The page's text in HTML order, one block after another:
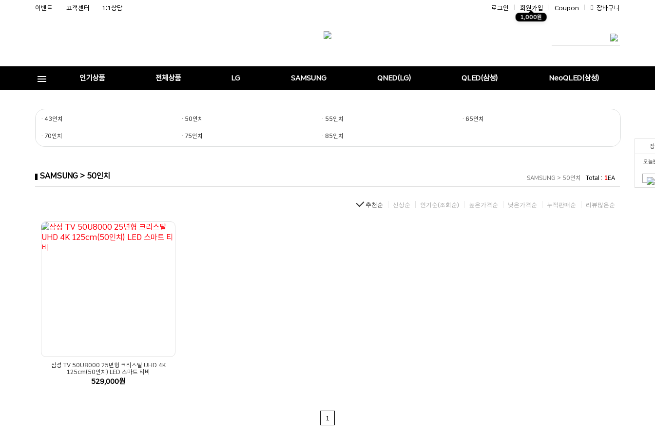
1:1상담
고객센터
이벤트 로그인 회원가입
1,000원
Coupon 장바구니
인기상품 전체상품 LG SAMSUNG QNED(LG) QLED(삼성) NeoQLED(삼성)
오늘
· 43인치 · 50인치 · 55인치 · 65인치
· 70인치 · 75인치 · 85인치
SAMSUNG > 50인치 SAMSUNG > 50인치 Total : 1EA
추천순 신상순 인기순(조회순) 높은가격순 낮은가격순 누적판매순 리뷰많은순
삼성 TV 50U8000 25년형 크리스탈 UHD 4K
125cm(50인치) LED 스마트 티비
529,000원